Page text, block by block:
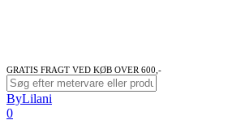
GRATIS FRAGT VED KØB OVER 600,-
Close
Search
ByLilani
search
account
0